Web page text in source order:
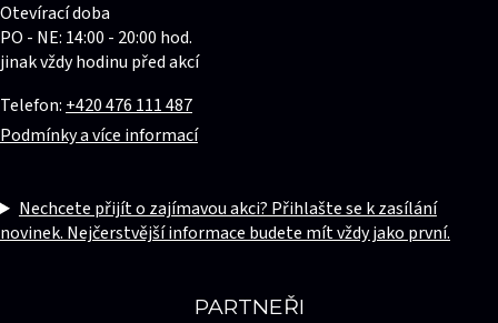
PARTNEŘI
Otevírací doba
PO - NE: 14:00 - 20:00 hod.
jinak vždy hodinu před akcí
Telefon: +420 476 111 487
Podmínky a více informací
Nechcete přijít o zajímavou akci? Přihlašte se k zasílání
novinek. Nejčerstvější informace budete mít vždy jako první.